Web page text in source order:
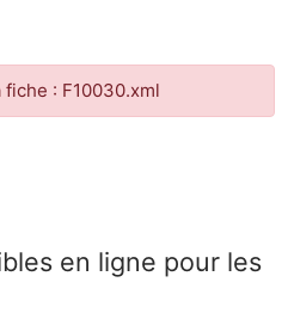
: F10030.xml
en ligne pour les